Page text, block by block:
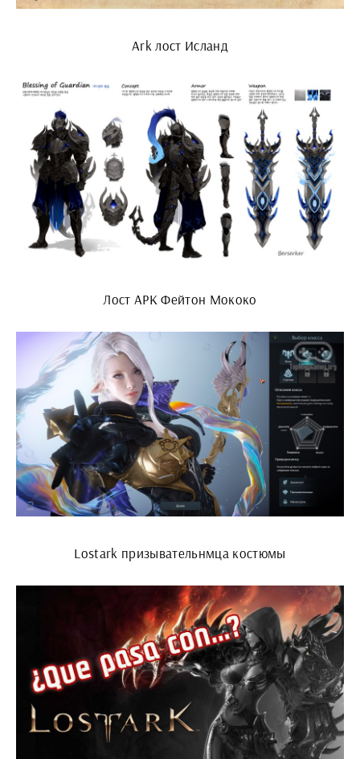
Ark лост Исланд
Лост АРК Фейтон Мококо
Lostark призывательнмца костюмы